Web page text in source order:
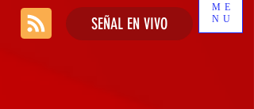
ME
NU
SEÑAL EN VIVO